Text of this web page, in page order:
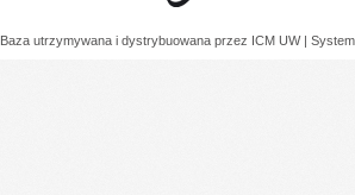
Baza utrzymywana i dystrybuowana przez ICM UW |